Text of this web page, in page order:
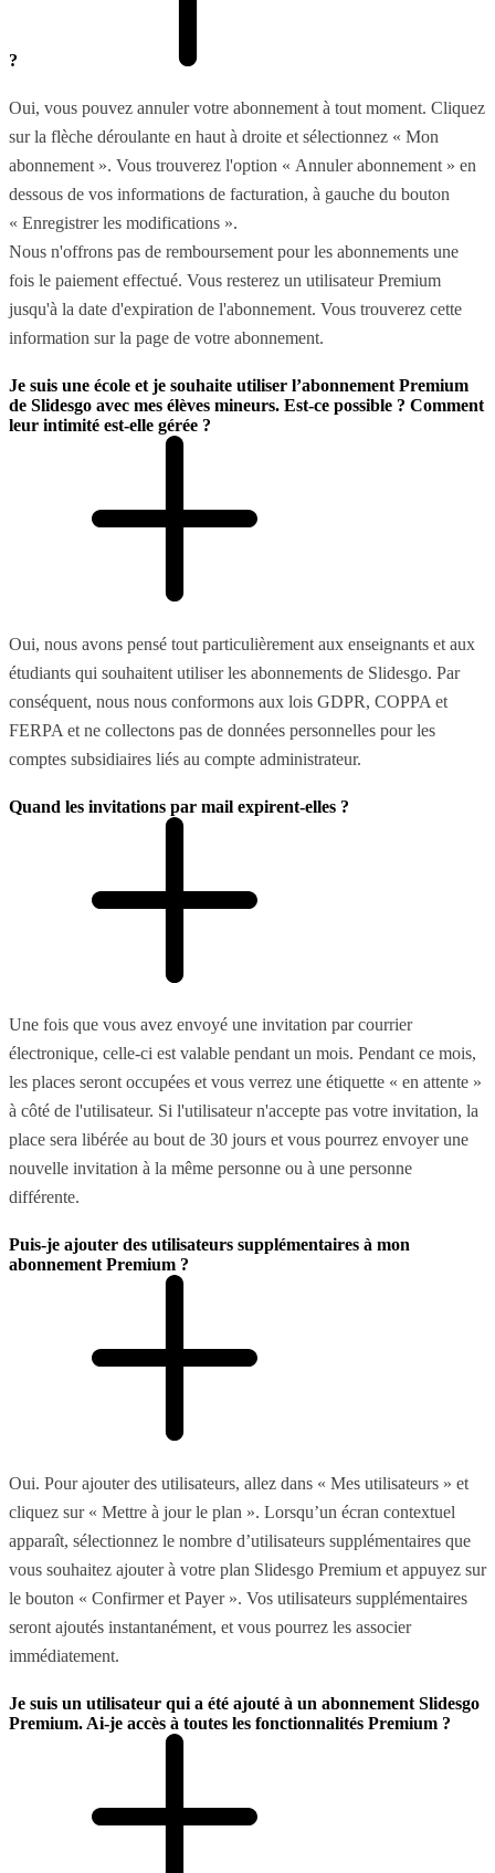
?
Oui, vous pouvez annuler votre abonnement à tout moment. Cliquez
sur la flèche déroulante en haut à droite et sélectionnez « Mon
abonnement ». Vous trouverez l'option « Annuler abonnement » en
dessous de vos informations de facturation, à gauche du bouton
« Enregistrer les modifications ».
Nous n'offrons pas de remboursement pour les abonnements une
fois le paiement effectué. Vous resterez un utilisateur Premium
jusqu'à la date d'expiration de l'abonnement. Vous trouverez cette
information sur la page de votre abonnement.
Je suis une école et je souhaite utiliser l’abonnement Premium
de Slidesgo avec mes élèves mineurs. Est-ce possible ? Comment
leur intimité est-elle gérée ?
Oui, nous avons pensé tout particulièrement aux enseignants et aux
étudiants qui souhaitent utiliser les abonnements de Slidesgo. Par
conséquent, nous nous conformons aux lois GDPR, COPPA et
FERPA et ne collectons pas de données personnelles pour les
comptes subsidiaires liés au compte administrateur.
Quand les invitations par mail expirent-elles ?
Une fois que vous avez envoyé une invitation par courrier
électronique, celle-ci est valable pendant un mois. Pendant ce mois,
les places seront occupées et vous verrez une étiquette « en attente »
à côté de l'utilisateur. Si l'utilisateur n'accepte pas votre invitation, la
place sera libérée au bout de 30 jours et vous pourrez envoyer une
nouvelle invitation à la même personne ou à une personne
différente.
Puis-je ajouter des utilisateurs supplémentaires à mon
abonnement Premium ?
Oui. Pour ajouter des utilisateurs, allez dans « Mes utilisateurs » et
cliquez sur « Mettre à jour le plan ». Lorsqu’un écran contextuel
apparaît, sélectionnez le nombre d’utilisateurs supplémentaires que
vous souhaitez ajouter à votre plan Slidesgo Premium et appuyez sur
le bouton « Confirmer et Payer ». Vos utilisateurs supplémentaires
seront ajoutés instantanément, et vous pourrez les associer
immédiatement.
Je suis un utilisateur qui a été ajouté à un abonnement Slidesgo
Premium. Ai-je accès à toutes les fonctionnalités Premium ?